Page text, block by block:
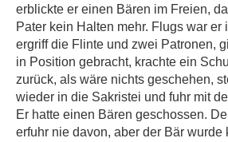
erblickte er einen Bären im Freien,
Pater kein Halten mehr. Flugs war er
ergriff die Flinte und zwei Patronen,
in Position gebracht, krachte ein
zurück, als wäre nichts geschehen,
wieder in die Sakristei und fuhr mit
Er hatte einen Bären geschossen.
erfuhr nie davon, aber der Bär wurde